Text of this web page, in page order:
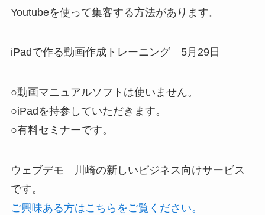
Youtubeを使って集客する方法があります。
iPadで作る動画作成トレーニング 5月29日
○動画マニュアルソフトは使いません。
○iPadを持参していただきます。
○有料セミナーです。
ウェブデモ 川崎の新しいビジネス向けサービス
です。
ご興味ある方はこちらをご覧ください。